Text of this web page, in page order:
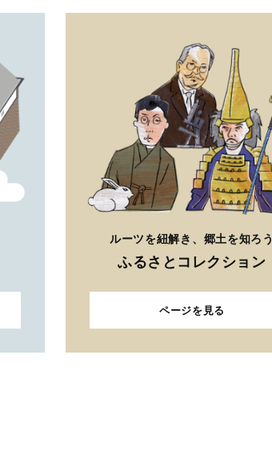
ルーツを紐解き、郷土を知ろう
ふるさとコレクション
ページを見る